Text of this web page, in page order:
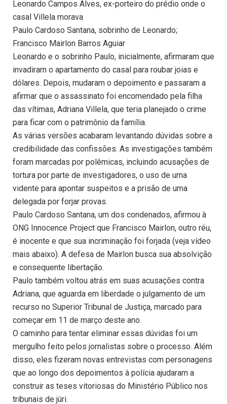
Leonardo Campos Alves, ex-porteiro do prédio onde o
casal Villela morava
Paulo Cardoso Santana, sobrinho de Leonardo;
Francisco Mairlon Barros Aguiar
Leonardo e o sobrinho Paulo, inicialmente, afirmaram que
invadiram o apartamento do casal para roubar joias e
dólares. Depois, mudaram o depoimento e passaram a
afirmar que o assassinato foi encomendado pela filha
das vítimas, Adriana Villela, que teria planejado o crime
para ficar com o patrimônio da família.
As várias versões acabaram levantando dúvidas sobre a
credibilidade das confissões. As investigações também
foram marcadas por polêmicas, incluindo acusações de
tortura por parte de investigadores, o uso de uma
vidente para apontar suspeitos e a prisão de uma
delegada por forjar provas.
Paulo Cardoso Santana, um dos condenados, afirmou à
ONG Innocence Project que Francisco Mairlon, outro réu,
é inocente e que sua incriminação foi forjada (veja vídeo
mais abaixo). A defesa de Mairlon busca sua absolvição
e consequente libertação.
Paulo também voltou atrás em suas acusações contra
Adriana, que aguarda em liberdade o julgamento de um
recurso no Superior Tribunal de Justiça, marcado para
começar em 11 de março deste ano.
O caminho para tentar eliminar essas dúvidas foi um
mergulho feito pelos jornalistas sobre o processo. Além
disso, eles fizeram novas entrevistas com personagens
que ao longo dos depoimentos à polícia ajudaram a
construir as teses vitoriosas do Ministério Público nos
tribunais de júri.